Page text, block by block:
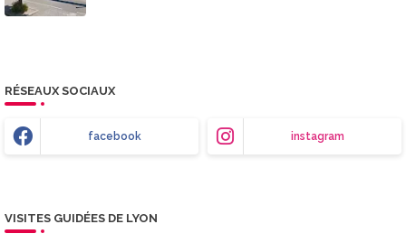
RÉSEAUX SOCIAUX
facebook instagram
VISITES GUIDÉES DE LYON